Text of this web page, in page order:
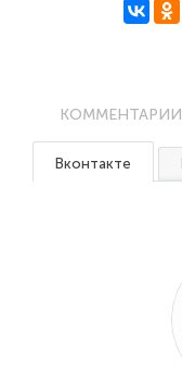
КОММЕНТАРИИ
Вконтакте